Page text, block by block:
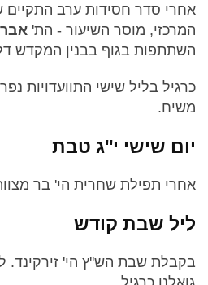
אחרי סדר חסידות ערב התקיים
המרכזי, מוסר השיעור - הת'
השתתפות בגוף בבנין המקדש
משיח.
יום שישי י''ג טבת
אחרי תפילת שחרית הי' בר
ליל שבת קודש
בקבלת שבת הש''ץ הי' זירקינד.